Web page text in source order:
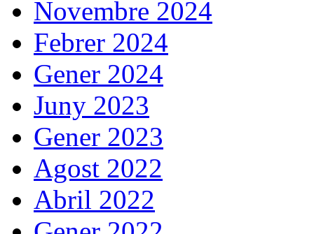
Novembre 2024
Febrer 2024
Gener 2024
Juny 2023
Gener 2023
Agost 2022
Abril 2022